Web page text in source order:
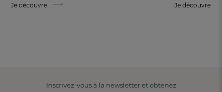
Je découvre Je découvre
Inscrivez-vous à la newsletter et obtenez